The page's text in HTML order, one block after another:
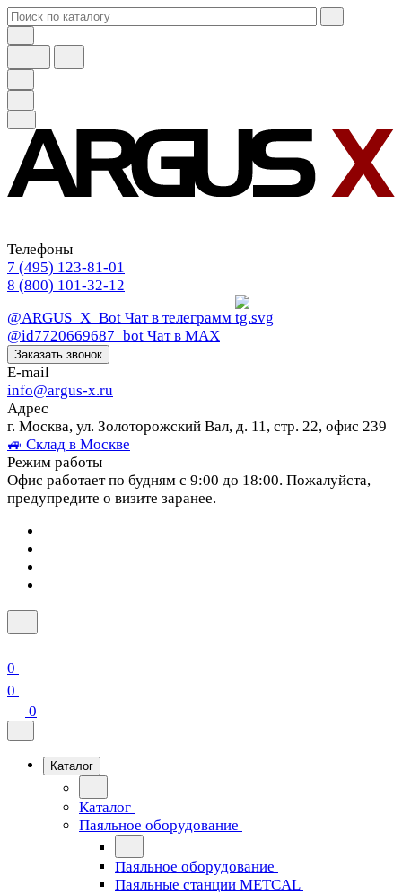
Телефоны
7 (495) 123-81-01
8 (800) 101-32-12
@ARGUS_X_Bot Чат в телеграмм
@id7720669687_bot Чат в МАХ
Заказать звонок
E-mail
info@argus-x.ru
Адрес
г. Москва, ул. Золоторожский Вал, д. 11, стр. 22, офис 239
🚙 Склад в Москве
Режим работы
Офис работает по будням с 9:00 до 18:00. Пожалуйста,
предупредите о визите заранее.
0
0
0
Каталог
Каталог
Паяльное оборудование
Паяльное оборудование
Паяльные станции METCAL